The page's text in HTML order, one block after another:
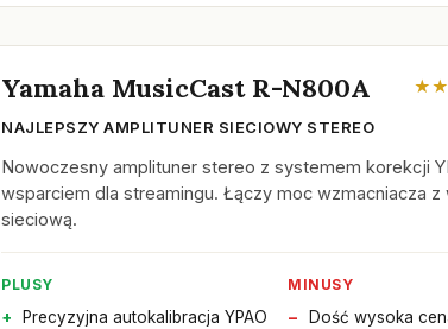
Yamaha MusicCast R-N800A
NAJLEPSZY AMPLITUNER SIECIOWY STEREO
Nowoczesny amplituner stereo z systemem korekcji
wsparciem dla streamingu. Łączy moc wzmacniacza z
sieciową.
PLUSY
Precyzyjna autokalibracja YPAO
MINUSY
Dość wysoka